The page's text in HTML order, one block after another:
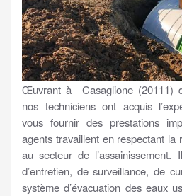
Œuvrant à Casaglione (20111)
nos techniciens ont acquis
vous fournir des prestations
agents travaillent en respectant la
au secteur de l’assainissement.
d’entretien, de surveillance, de
système d’évacuation des eaux